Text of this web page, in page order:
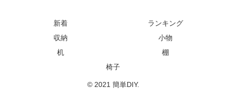
新着
ランキング
収納
小物
机
棚
椅子
© 2021 簡単DIY.